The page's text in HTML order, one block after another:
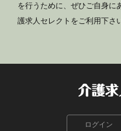
を行うために、ぜひご自身に
護求人セレクトをご利用下さ
ログイン